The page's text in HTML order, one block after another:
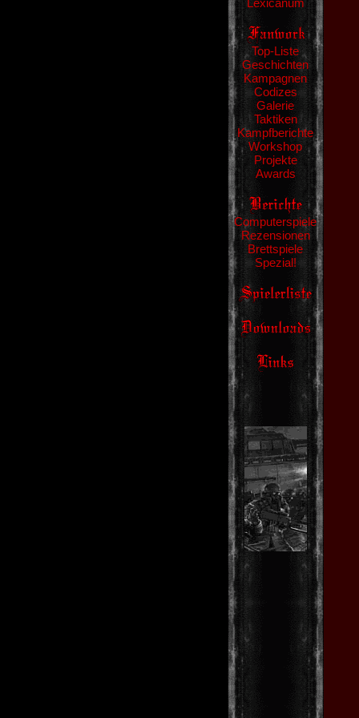
Lexicanum
Top-Liste
Geschichten
Kampagnen
Codizes
Galerie
Taktiken
Kampfberichte
Workshop
Projekte
Awards
Computerspiele
Rezensionen
Brettspiele
Spezial!